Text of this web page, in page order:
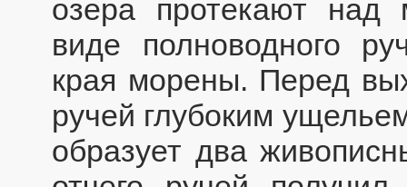
озера протекают
виде полноводного
края морены. Перед
ручей глубоким
образует два